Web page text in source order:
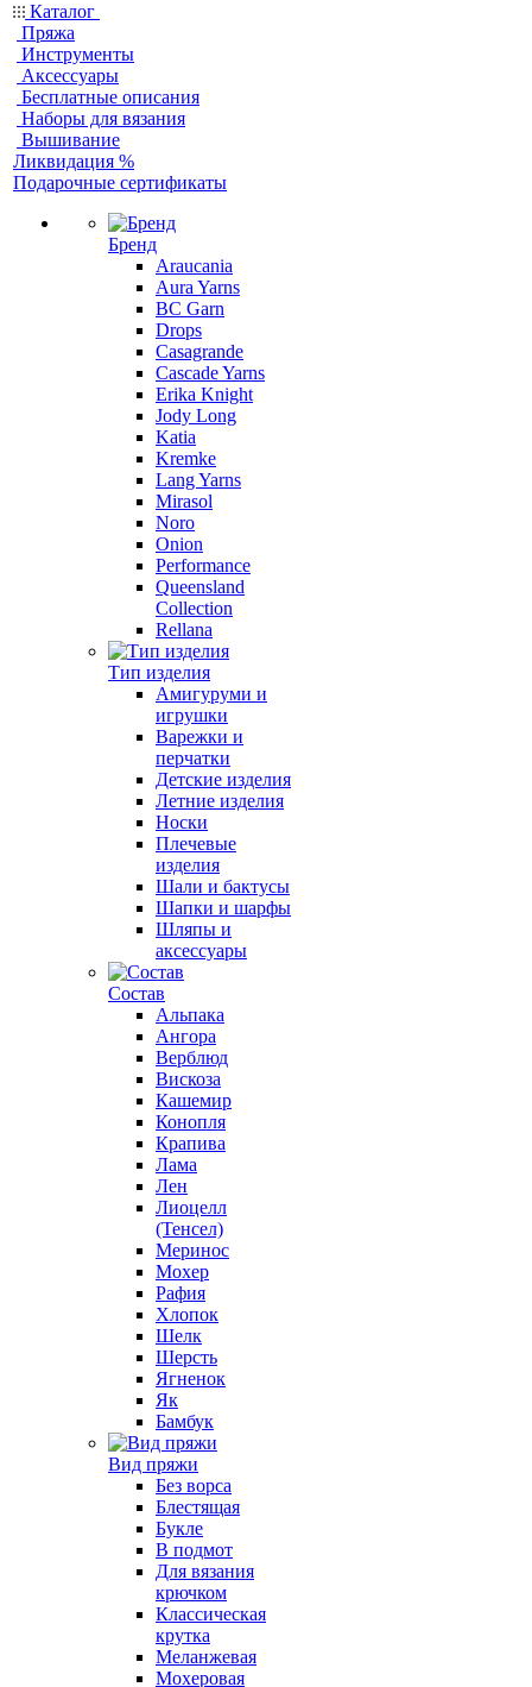
Каталог
Пряжа
Инструменты
Аксессуары
Бесплатные описания
Наборы для вязания
Вышивание
Ликвидация %
Подарочные сертификаты
Бренд
Araucania
Aura Yarns
BC Garn
Drops
Casagrande
Cascade Yarns
Erika Knight
Jody Long
Katia
Kremke
Lang Yarns
Mirasol
Noro
Onion
Performance
Queensland
Collection
Rellana
Тип изделия
Амигуруми и
игрушки
Варежки и
перчатки
Детские изделия
Летние изделия
Носки
Плечевые
изделия
Шали и бактусы
Шапки и шарфы
Шляпы и
аксессуары
Состав
Альпака
Ангора
Верблюд
Вискоза
Кашемир
Конопля
Крапива
Лама
Лен
Лиоцелл
(Тенсел)
Меринос
Мохер
Рафия
Хлопок
Шелк
Шерсть
Ягненок
Як
Бамбук
Вид пряжи
Без ворса
Блестящая
Букле
В подмот
Для вязания
крючком
Классическая
крутка
Меланжевая
Мохеровая